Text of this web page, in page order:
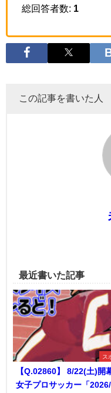
総回答者数: 1
この記事を書いた人
最近書いた記事
ス
【Q.02860】 8/22(土)開
女子プロサッカー「